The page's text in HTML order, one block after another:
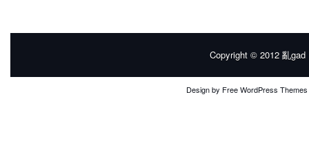
Copyright © 2012 亂gad
Design by Free WordPress Themes